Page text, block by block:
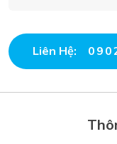
Liên Hệ: